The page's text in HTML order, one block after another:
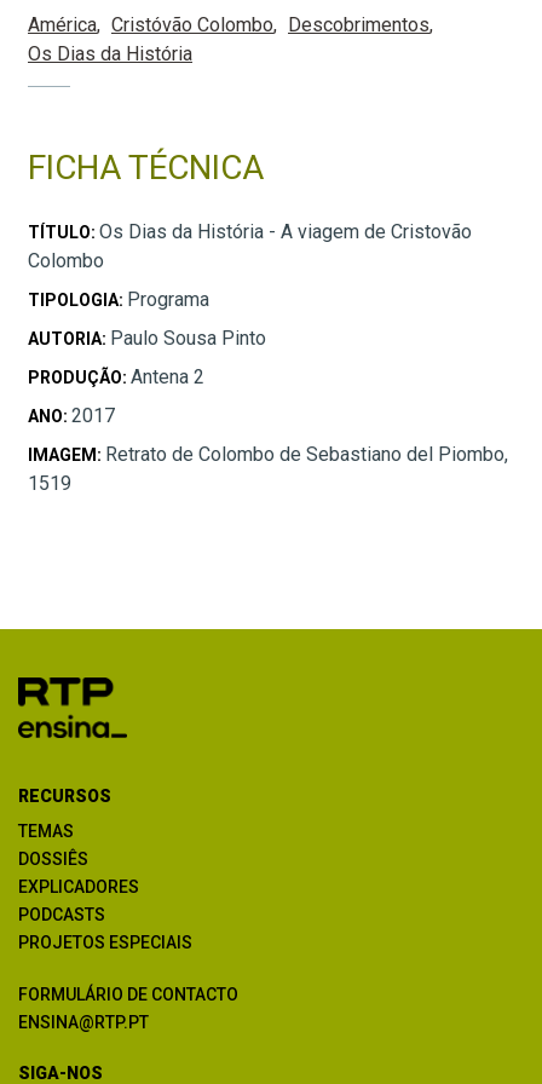
América Cristóvão Colombo
Descobrimentos
Os Dias da História
FICHA TÉCNICA
TÍTULO: Os Dias da História - A viagem de Cristovão
Colombo
TIPOLOGIA: Programa
AUTORIA: Paulo Sousa Pinto
PRODUÇÃO: Antena 2
ANO: 2017
IMAGEM: Retrato de Colombo de Sebastiano del Piombo,
1519
RECURSOS
TEMAS
DOSSIÊS
EXPLICADORES
PODCASTS
PROJETOS ESPECIAIS
FORMULÁRIO DE CONTACTO
ENSINA@RTP.PT
SIGA-NOS